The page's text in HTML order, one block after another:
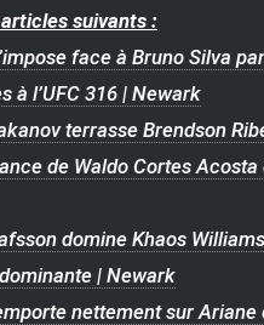
suivants :
face à Bruno Silva
à l’UFC 316 | Newark
terrasse Brendson
de Waldo Cortes
domine Khaos
| Newark
nettement sur